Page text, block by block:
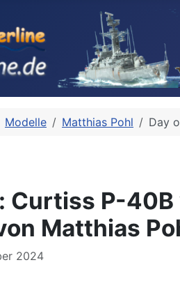
Modelle Matthias Pohl Day
Curtiss P-
Matthias
2024